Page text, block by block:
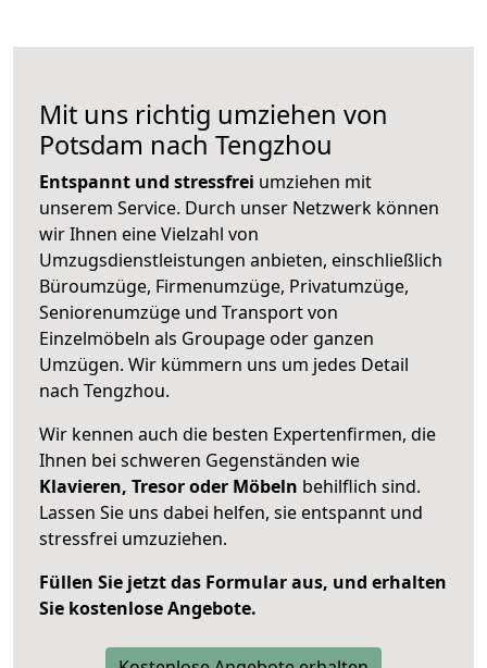
Mit uns richtig umziehen von
Potsdam nach Tengzhou
Entspannt und stressfrei umziehen mit
unserem Service. Durch unser Netzwerk können
wir Ihnen eine Vielzahl von
Umzugsdienstleistungen anbieten, einschließlich
Büroumzüge, Firmenumzüge, Privatumzüge,
Seniorenumzüge und Transport von
Einzelmöbeln als Groupage oder ganzen
Umzügen. Wir kümmern uns um jedes Detail
nach Tengzhou.
Wir kennen auch die besten Expertenfirmen, die
Ihnen bei schweren Gegenständen wie
Klavieren, Tresor oder Möbeln behilflich sind.
Lassen Sie uns dabei helfen, sie entspannt und
stressfrei umzuziehen.
Füllen Sie jetzt das Formular aus, und erhalten
Sie kostenlose Angebote.